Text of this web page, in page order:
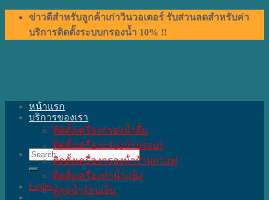
Skip
content
ข่าวดีสำหรับลูกค้าเก่าวินวอเตอร์ รับส่วนลดสำหรับค่า
บริการติดตั้งระบบกรองน้ำ 10% !!
Search
for:
Login
หน้าแรก
บริการของเรา
ติดตั้งเครื่องกรองน้ำดื่ม
ติดตั้งเครื่องกรองน้ําประปา
ติดตั้งเครื่องกรองน้ําร้านกาแฟ
ติดตั้งเครื่องทำน้ำแข็ง
ตู้กดน้ำร้อนเย็น